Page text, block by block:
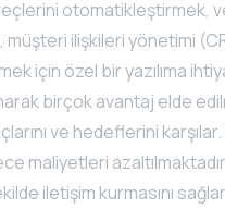
otomatikleştirmek,
müşteri ilişkileri yönetimi
için özel bir yazılıma
birçok avantaj elde
ve hedeflerini
maliyetleri
iletişim kurmasını